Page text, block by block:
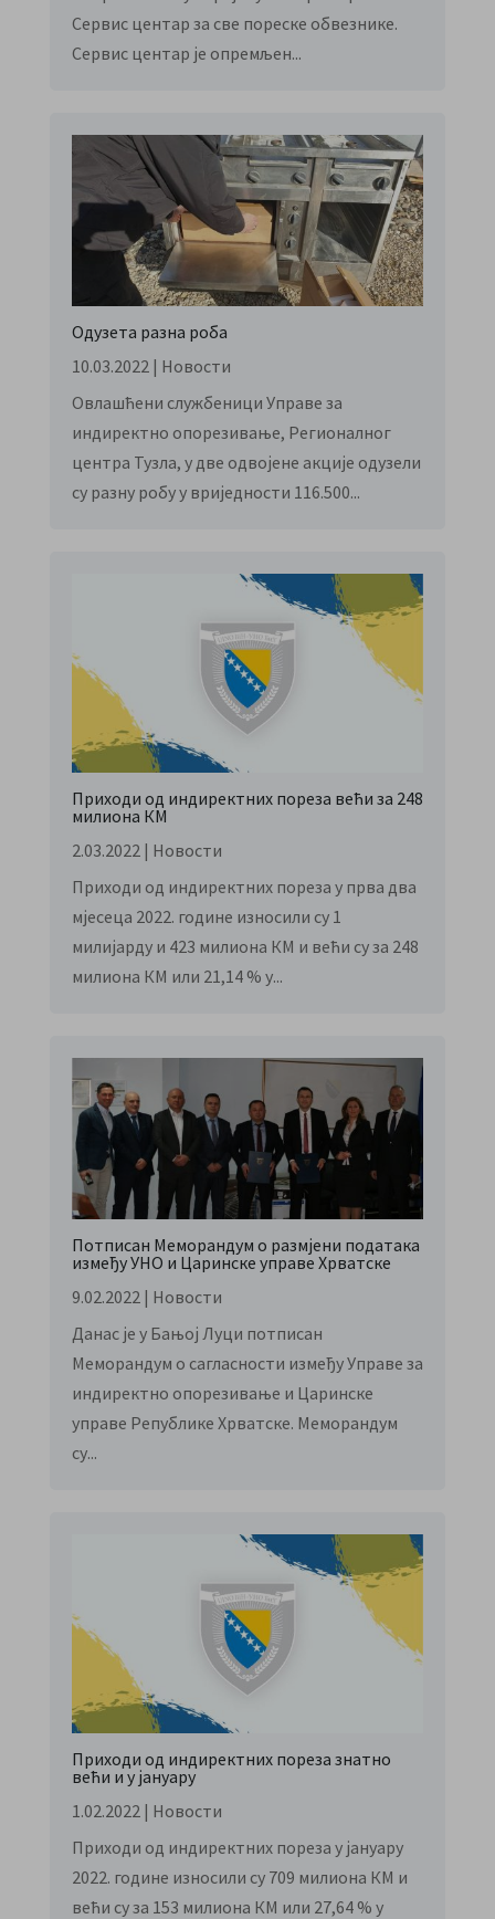
Сервис центар за све пореске обвезнике.
Сервис центар је опремљен...
Одузета разна роба
10.03.2022 | Новости
Овлашћени службеници Управе за
индиректно опорезивање, Регионалног
центра Тузла, у две одвојене акције одузели
су разну робу у вриједности 116.500...
Приходи од индиректних пореза већи за 248
милиона КМ
2.03.2022 | Новости
Приходи од индиректних пореза у прва два
мјесеца 2022. године износили су 1
милијарду и 423 милиона КМ и већи су за 248
милиона КМ или 21,14 % у...
Потписан Меморандум о размјени података
између УНО и Царинске управе Хрватске
9.02.2022 | Новости
Данас је у Бањој Луци потписан
Меморандум о сагласности између Управе за
индиректно опорезивање и Царинске
управе Републике Хрватске. Меморандум
су...
Приходи од индиректних пореза знатно
већи и у јануару
1.02.2022 | Новости
Приходи од индиректних пореза у јануару
2022. године износили су 709 милиона КМ и
већи су за 153 милиона КМ или 27,64 % у